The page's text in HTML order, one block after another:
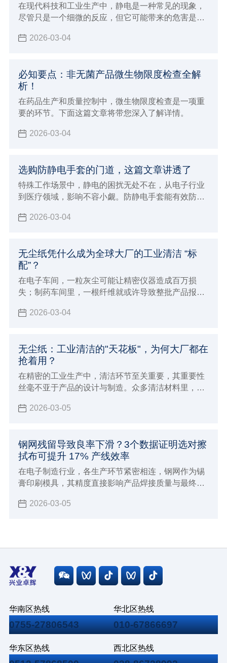
在现代科技和工业生产中，静电是一种常见的现象，
尽管只是一个细微的反应，但它可能带来的危害是不
篇文章您一定要点进来看看，防静电的重要性不仅关
2026-03-04
必知要点：非无菌产品微生物限度检查全解
析！
在药品生产和质量控制中，微生物限度检查是一项重
要的环节。下面这篇文章将带您深入了解详情。
2026-03-04
选购防静电手套的门道，这篇文章讲透了
特殊工作场景中，静电的困扰无处不在，从电子行业
到医疗领域，影响不容小觑。防静电手套能有效防
挑选适合的防静电手套。
2026-03-04
无尘纸凭什么成为全球大厂的工业清洁 “标
配”？
在电子车间，一粒灰尘可能让精密仪器造成百万损
失；制药车间里，一根纤维就或许导致整批产品报
洁革命”，而核心 “武器”，竟是看似普通的无尘纸。
2026-03-04
无尘纸：工业清洁的"天花板"，为何大厂都在
抢着用？
在精密的工业生产中，清洁环节至关重要，其重要性
丝毫不亚于产品的设计与制造。众多清洁材料里，无
“清洁神器”，堪称工业清洁领域的 “天花板”。
2026-03-05
钢网残留导致良率下滑？3个数据证明选对擦
拭布可提升 17% 产线效率
在电子制造行业，各生产环节紧密相连，钢网作为锡
膏印刷模具，其精度直接影响产品焊接质量与最终良
2026-03-05
华南区热线
0755-27806543
华北区热线
010-67866697
华东区热线 西北区热线